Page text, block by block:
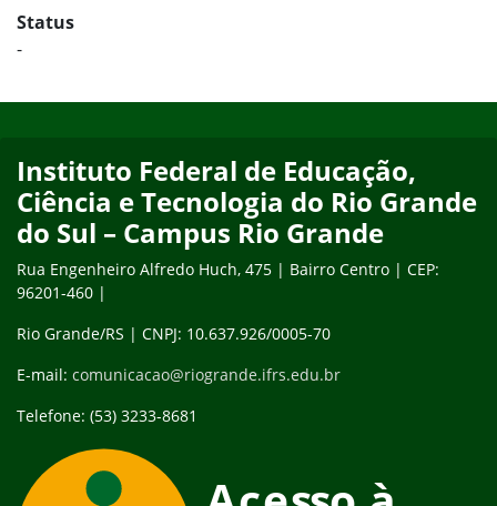
Status
-
Instituto Federal de Educação,
Ciência e Tecnologia do Rio Grande
do Sul – Campus Rio Grande
Rua Engenheiro Alfredo Huch, 475 | Bairro Centro | CEP:
96201-460 |
Rio Grande/RS | CNPJ: 10.637.926/0005-70
E-mail: comunicacao@riogrande.ifrs.edu.br
Telefone: (53) 3233-8681